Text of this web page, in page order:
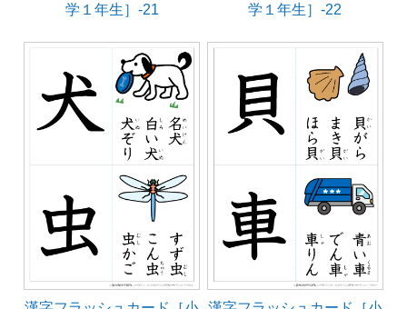
学１年生］-21
学１年生］-22